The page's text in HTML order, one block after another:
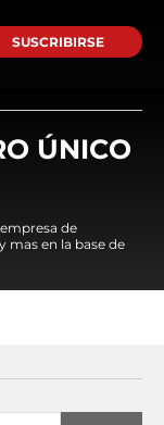
SUSCRIBIRSE
ÚNICO
de
mas en la base de